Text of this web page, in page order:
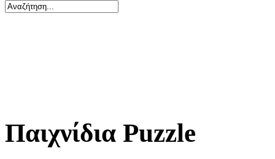
Παιχνίδια Puzzle